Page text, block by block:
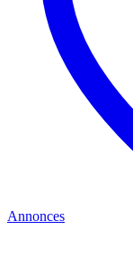
Annonces